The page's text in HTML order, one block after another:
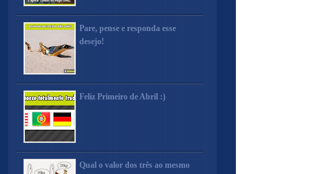
Pare, pense e responda esse
desejo!
Feliz Primeiro de Abril :)
Qual o valor dos três ao mesmo